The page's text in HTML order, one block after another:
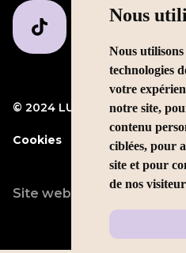
Nous
Nous
technologies
votre
notre site,
contenu
ciblées, pour
site et pour
de nos
© 2024 LUMP Media
Cookies
Site web conçu par